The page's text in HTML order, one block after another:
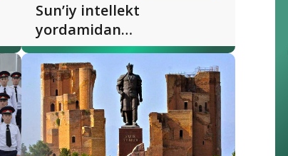
Sun’iy intellekt
yordamidan
foydalanilmagan suratlar